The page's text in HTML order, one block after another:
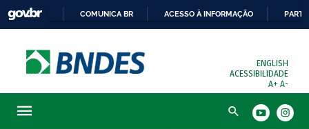
COMUNICA BR ACESSO À INFORMAÇÃO
ENGLISH
ACESSIBILIDADE
A+ A-
Busca